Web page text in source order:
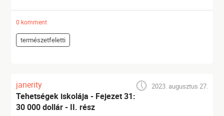
0 komment
természetfeletti
janerity 2023. augusztus 27.
Tehetségek iskolája - Fejezet 31:
30 000 dollár - II. rész